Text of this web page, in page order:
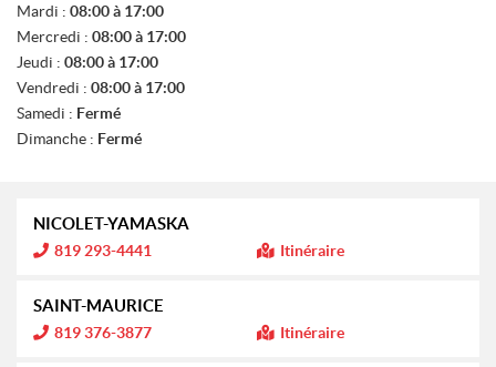
N
T
E
S
Mardi : 08:00 à 17:00
Mercredi : 08:00 à 17:00
Jeudi : 08:00 à 17:00
Vendredi : 08:00 à 17:00
Samedi : Fermé
Dimanche : Fermé
NICOLET-YAMASKA
I
n
o
r
m
a
819 293-4441 Itinéraire
SAINT-MAURICE
I
n
819 376-3877 Itinéraire